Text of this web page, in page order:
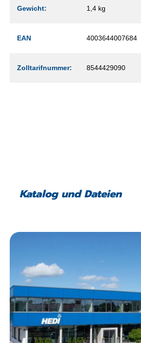
Gewicht: 1,4 kg
EAN 4003644007684
Zolltarifnummer: 8544429090
Katalog und Dateien